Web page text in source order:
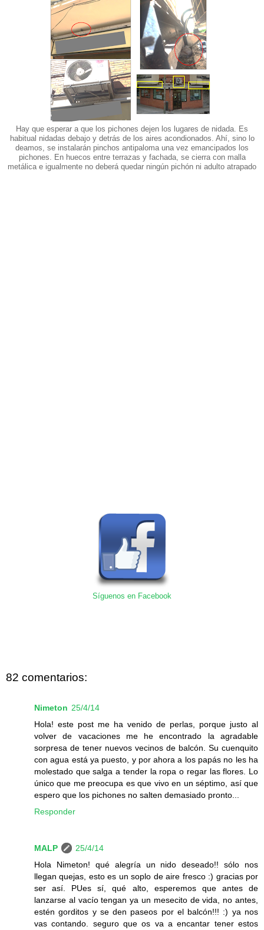
Hay que esperar a que los pichones dejen los lugares de nidada. Es
habitual nidadas debajo y detrás de los aires acondionados. Ahí, sino lo
deamos, se instalarán pinchos antipaloma una vez emancipados los
pichones. En huecos entre terrazas y fachada, se cierra con malla
metálica e igualmente no deberá quedar ningún pichón ni adulto atrapado
Síguenos en Facebook
82 comentarios:
Nimeton 25/4/14
Hola! este post me ha venido de perlas, porque justo al
volver de vacaciones me he encontrado la agradable
sorpresa de tener nuevos vecinos de balcón. Su cuenquito
con agua está ya puesto, y por ahora a los papás no les ha
molestado que salga a tender la ropa o regar las flores. Lo
único que me preocupa es que vivo en un séptimo, así que
espero que los pichones no salten demasiado pronto...
Responder
MALP
25/4/14
Hola Nimeton! qué alegría un nido deseado!! sólo nos
llegan quejas, esto es un soplo de aire fresco :) gracias por
ser así. PUes sí, qué alto, esperemos que antes de
lanzarse al vacío tengan ya un mesecito de vida, no antes,
estén gorditos y se den paseos por el balcón!!! :) ya nos
vas contando. seguro que os va a encantar tener estos